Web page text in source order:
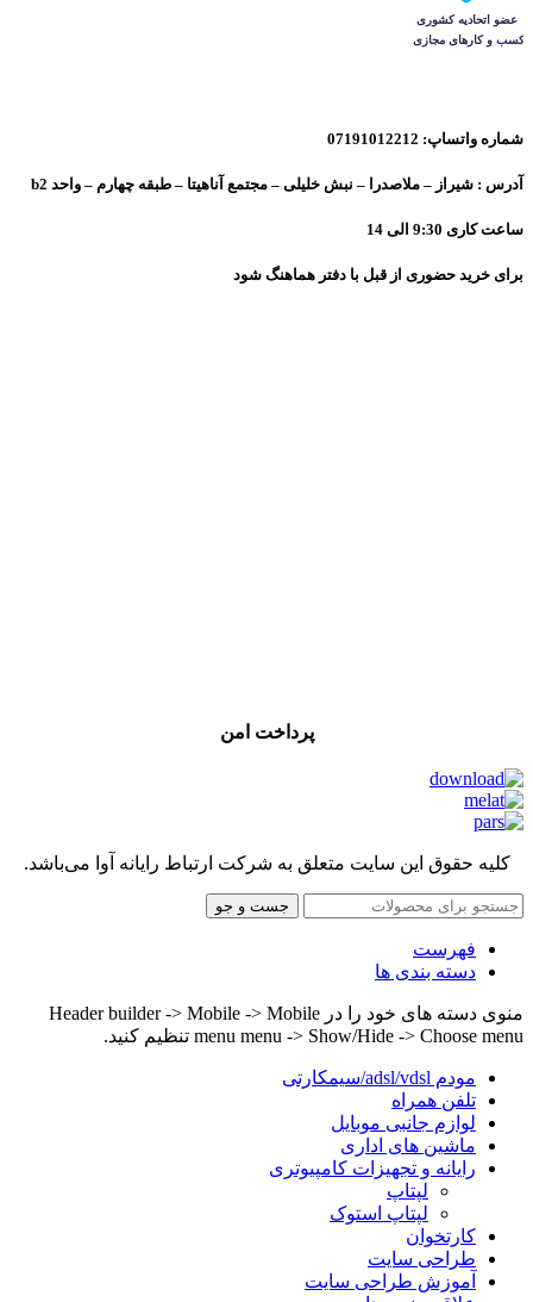
شماره واتساپ: 07191012212
آدرس : شیراز – ملاصدرا – نبش خلیلی – مجتمع آناهیتا – طبقه چهارم – واحد b2
ساعت کاری 9:30 الی 14
برای خرید حضوری از قبل با دفتر هماهنگ شود
پرداخت امن
کلیه حقوق این سایت متعلق به شرکت ارتباط رایانه آوا می‌باشد.
جست و جو
فهرست
دسته بندی ها
منوی دسته های خود را در Header builder -> Mobile -> Mobile
menu menu -> Show/Hide -> Choose menu تنظیم کنید.
مودم adsl/vdsl/سیمکارتی
تلفن همراه
لوازم جانبی موبایل
ماشین های اداری
رایانه و تجهیزات کامپیوتری
لپتاپ
لپتاپ استوک
کارتخوان
طراحی سایت
آموزش طراحی سایت